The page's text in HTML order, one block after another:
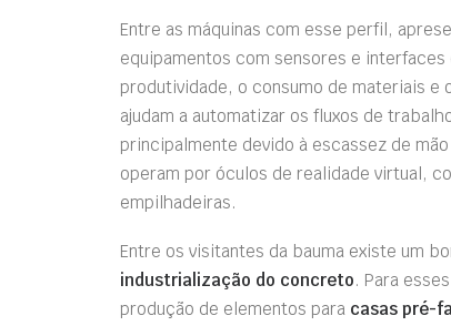
Entre as máquinas com esse perfil,
equipamentos com sensores e
produtividade, o consumo de materiais e
ajudam a automatizar os fluxos de
principalmente devido à escassez de
operam por óculos de realidade virtual,
empilhadeiras.
Entre os visitantes da bauma existe um
industrialização do concreto. Para
produção de elementos para casas pré-